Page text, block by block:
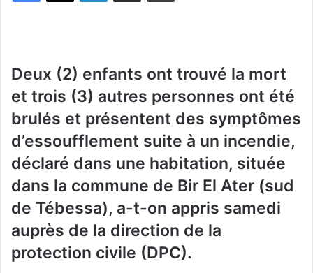
Deux (2) enfants ont trouvé la mort
et trois (3) autres personnes ont été
brulés et présentent des symptômes
d’essoufflement suite à un incendie,
déclaré dans une habitation, située
dans la commune de Bir El Ater (sud
de Tébessa), a-t-on appris samedi
auprès de la direction de la
protection civile (DPC).